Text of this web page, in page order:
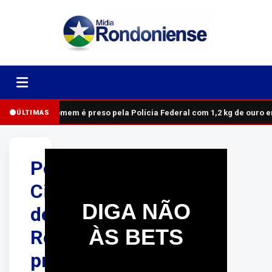
ÚLTIMASHomem é preso pela Polícia Federal com 1,2 kg de ouro
Polícia
Civil
de
Rondônia
prende
DIGA NÃO
ÀS BETS